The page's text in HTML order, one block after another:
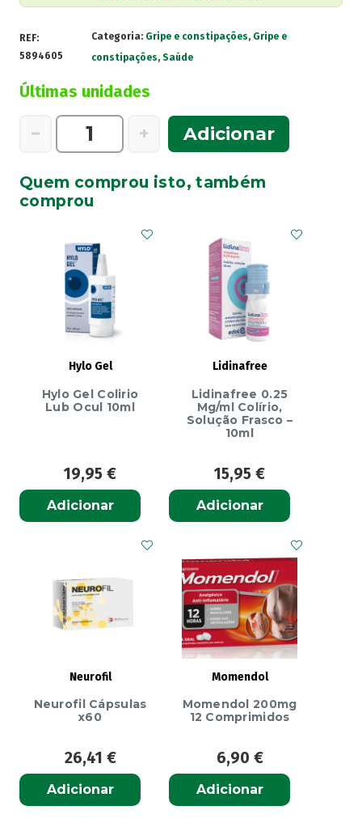
REF:
5894605
Categoria: Gripe e constipações, Gripe e
constipações, Saúde
Últimas unidades
−
Quantidade
U-
Gripe
Cápsulas
+ Adicionar
Quem comprou isto, também
comprou
Hylo Gel
Hylo Gel Colirio
Lub Ocul 10ml
19,95 €
Adicionar
Lidinafree
Lidinafree 0.25
Mg/ml Colírio,
Solução Frasco –
10ml
15,95 €
Adicionar
Neurofil
Neurofil Cápsulas
x60
26,41 €
Adicionar
Momendol
Momendol 200mg
12 Comprimidos
6,90 €
Adicionar